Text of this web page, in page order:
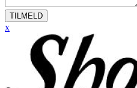
TILMELD
x